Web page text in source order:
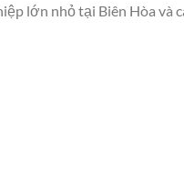
lớn nhỏ tại Biên Hòa và